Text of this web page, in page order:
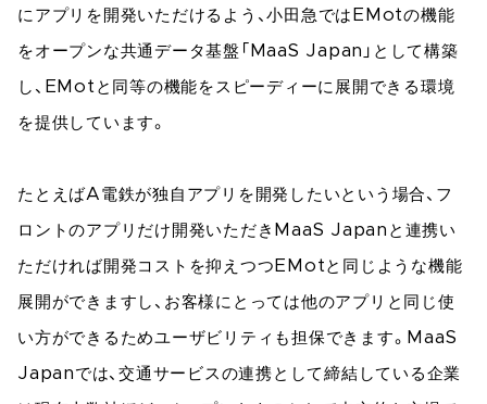
にアプリを開発いただけるよう、小田急ではEMotの機能
をオープンな共通データ基盤「MaaS Japan」として構築
し、EMotと同等の機能をスピーディーに展開できる環境
を提供しています。
たとえばA電鉄が独自アプリを開発したいという場合、フ
ロントのアプリだけ開発いただきMaaS Japanと連携い
ただければ開発コストを抑えつつEMotと同じような機能
展開ができますし、お客様にとっては他のアプリと同じ使
い方ができるためユーザビリティも担保できます。MaaS
Japanでは、交通サービスの連携として締結している企業